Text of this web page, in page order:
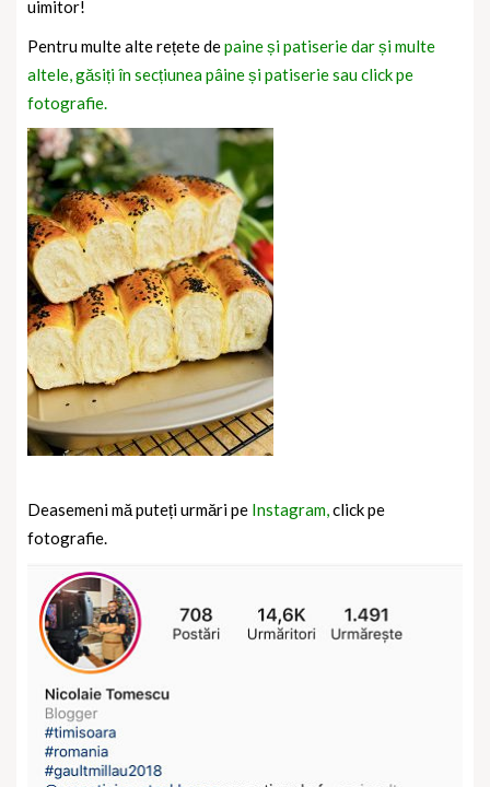
uimitor!
Pentru multe alte rețete depaine și patiserie dar și multe
altele, găsiți în secțiunea pâine și patiserie sau click pe
fotografie.
Deasemeni mă puteți urmări pe Instagram,click pe
fotografie.